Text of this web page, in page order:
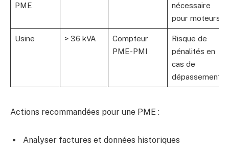
PME
nécessaire
pour moteurs
Usine > 36 kVA
Compteur
PME-PMI
Risque de
pénalités en
cas de
dépassement
Actions recommandées pour une PME :
Analyser factures et données historiques